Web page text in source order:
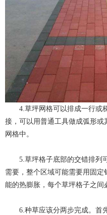
4.草坪网格可以排成一行或
接，可以用普通工具做成弧形
网格中。
5.草坪格子底部的交错排列
需要，整个区域可能需要用固
能的热膨胀，每个草坪格子之间
6.种草应该分两步完成。首